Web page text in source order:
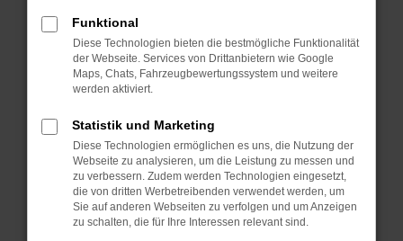
Fenster?
Starte dein Gerät neu.
Das kann manchmal helfen, vorübergehende
Probleme zu beheben.
Betriebssystem auf dem neuesten Stand
sind.
Veraltete Software birgt nicht nur ein
Sicherheitsrisiko, sondern kann auch dazu
führen, dass bestimmte Funktionen nicht mehr
unterstützt werden.
Funktional
Diese Technologien bieten die bestmögliche Funktionalität
der Webseite. Services von Drittanbietern wie Google
Maps, Chats, Fahrzeugbewertungssystem und weitere
werden aktiviert.
Statistik und Marketing
Diese Technologien ermöglichen es uns, die Nutzung der
Webseite zu analysieren, um die Leistung zu messen und
zu verbessern. Zudem werden Technologien eingesetzt,
die von dritten Werbetreibenden verwendet werden, um
Sie auf anderen Webseiten zu verfolgen und um Anzeigen
zu schalten, die für Ihre Interessen relevant sind.